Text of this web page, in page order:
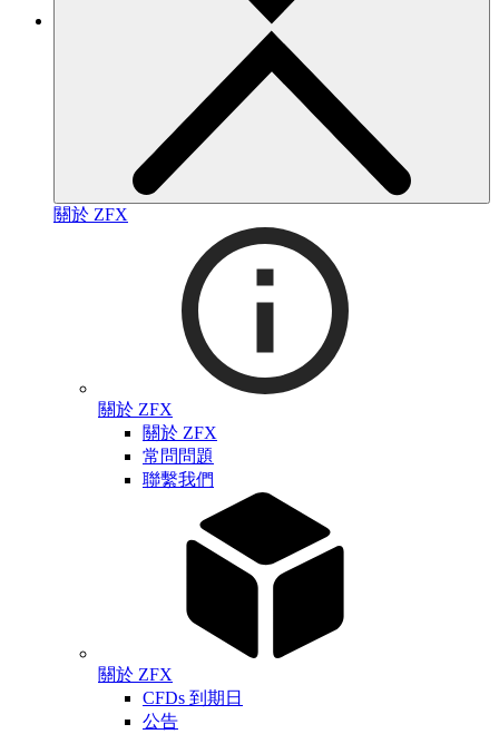
關於 ZFX
關於 ZFX
關於 ZFX
常問問題
聯繫我們
關於 ZFX
CFDs 到期日
公告